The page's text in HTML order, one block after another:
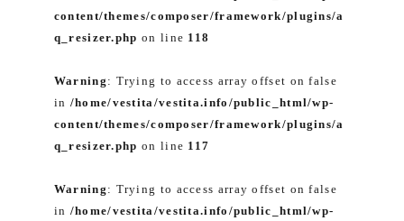
content/themes/composer/framework/plugins/a
q_resizer.php on line 118
Warning : Trying to access array offset on false
in /home/vestita/vestita.info/public_html/wp-
content/themes/composer/framework/plugins/a
q_resizer.php on line 117
Warning : Trying to access array offset on false
in /home/vestita/vestita.info/public_html/wp-